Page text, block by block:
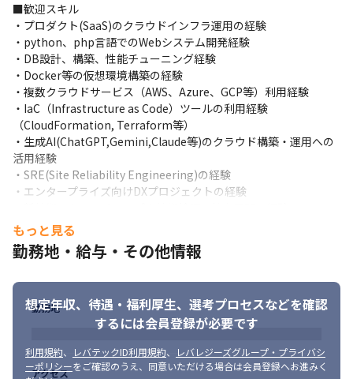
▍このポジションが事業全体に与える影響
──────────────────
このポジションは、HEROZの事業成長の要となる「自社AIプロダ
クト」と「AIソリューション」の両軸を、インフラ技術で支える
極めて重要な役割を担います。
SREチームの成功は、単なるサーバーの安定稼働に留まりませ
ん。あなたの活動がもたらす「高い信頼性」と「開発の高速化」
は、プロダクトの顧客満足度向上、ひいては事業の継続的な成長
に直結します。
また、生成AIを活用した最先端の自動化された運用基盤を構築す
ることは、HEROZ全体の生産性を飛躍的に向上させ、将来のさら
なる事業拡大を可能にするための盤石な土台作りそのものです。
えの大きいポジションです。
▍ポジションの魅力
──────────────────
1. SREチームの立ち上げをリードする経験
新設されるSREチームのコアメンバーとして、ゼロから組織文
化、技術基盤、開発プロセスを創り上げていく、キャリアにおい
て非常に貴重な経験を積むことができます。
2.「生成AI×インフラ」という最先端領域への挑戦
■歓迎スキル
・プロダクト(SaaS)のクラウドインフラ運用の経験
・python、php言語でのWebシステム開発経験
・DB設計、構築、性能チューニング経験
・Docker等の仮想環境構築の経験
・複数クラウドサービス（AWS、Azure、GCP等）利用経験
・IaC（Infrastructure as Code）ツールの利用経験
（CloudFormation, Terraform等）
・生成AI(ChatGPT,Gemini,Claude等)のクラウド構築・運用への
活用経験
・SRE(Site Reliability Engineering)の経験
・エンタープライズ向けDXプロジェクトの経験
■求める人物像
★弊社の経営理念・ビジョン／ミッション／バリューに共感いた
・自律的に考え、主体的に行動できる方
・課題発見～解決まで粘り強く取り組める方
・多様なバックグラウンドを持つメンバーと協調し、意見を尊重
・技術への探求心・向上心が高く、変化を楽しめる方
・お客様や社内外のステークホルダーと円滑にコミュニケーショ
もっと見る
勤務地・給与・その他情報
想定年収、待遇・福利厚生、 選考プロセスなどを確認
するには会員登録が必要です
利用規約、 レバテックID利用規約、
レバレジーズグループ・プライバシ
ーポリシーをご確認のうえ、同意いただける場合は会員登録へお進みく
勤務地
アクセス